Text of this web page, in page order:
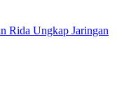
Rida Ungkap Jaringan